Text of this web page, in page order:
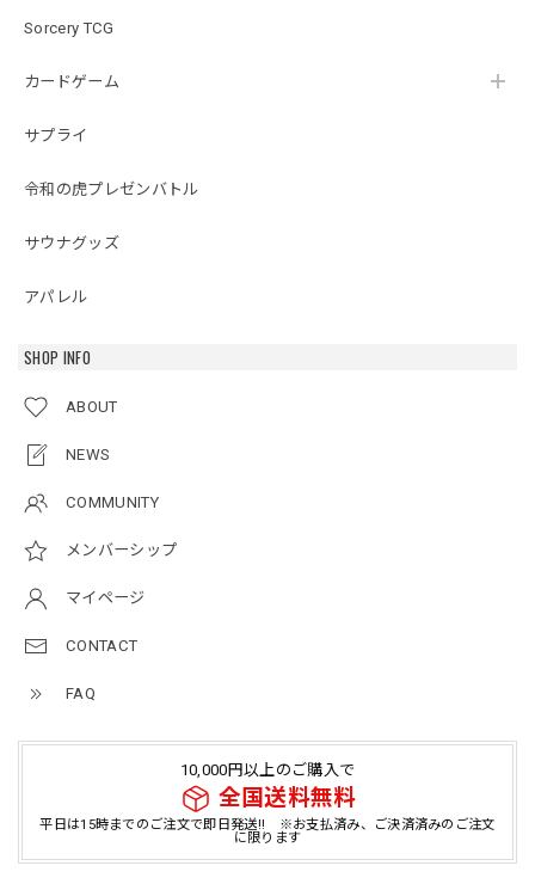
Sorcery TCG
カードゲーム
サプライ
令和の虎プレゼンバトル
サウナグッズ
アパレル
SHOP INFO
ABOUT
NEWS
COMMUNITY
メンバーシップ
マイページ
CONTACT
FAQ
10,000円以上のご購入で
全国送料無料
平日は15時までのご注文で即日発送!! ※お支払済み、ご決済済みのご注文
に限ります